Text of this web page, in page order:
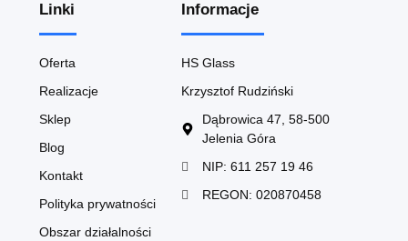
Linki
Oferta
Realizacje
Sklep
Blog
Kontakt
Polityka prywatności
Obszar działalności
Informacje
HS Glass
Krzysztof Rudziński
Dąbrowica 47, 58-500
Jelenia Góra
NIP: 611 257 19 46
REGON: 020870458